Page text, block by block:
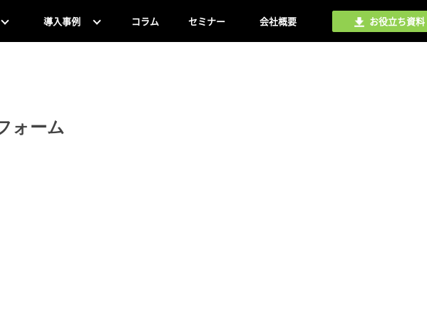
導入事例 コラム セミナー 会社概要 お役立ち資料